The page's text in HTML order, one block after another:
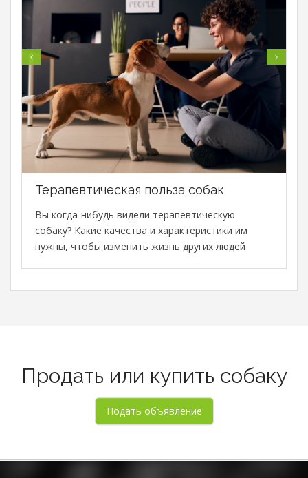
Терапевтическая польза собак
Вы когда-нибудь видели терапевтическую
собаку? Какие качества и характеристики им
нужны, чтобы изменить жизнь других людей
Продать или купить собаку